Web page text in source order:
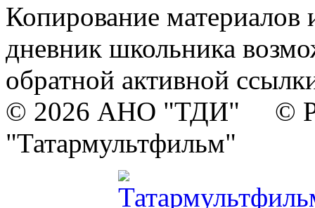
Копирование материалов
дневник школьника
обратной активной
© 2026 АНО "ТДИ" ©
"Татармультфильм"